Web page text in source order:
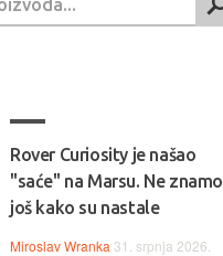
Rover Curiosity je našao
"saće" na Marsu. Ne znamo
još kako su nastale
Miroslav Wranka 31. srpnja 2026.